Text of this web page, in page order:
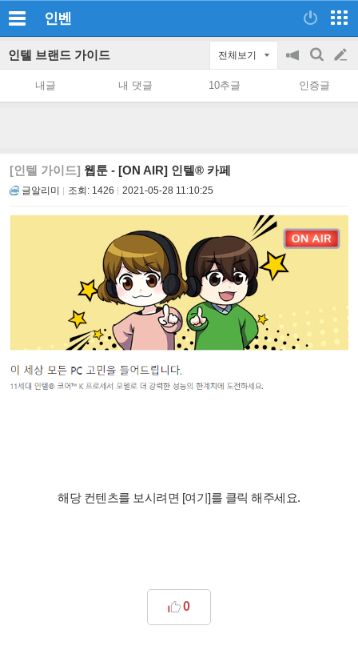
인벤
인텔 브랜드 가이드 전체보기
공
on/off
검
색
글
쓰
내글 내 댓글 10추글 인증글
[인텔 가이드] 웹툰 - [ON AIR] 인텔® 카페
글알리미 조회: 1426 2021-05-28 11:10:25
해당 컨텐츠를 보시려면 [여기]를 클릭 해주세요.
0